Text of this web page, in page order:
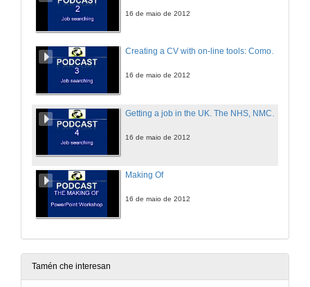
16 de maio de 2012
Creating a CV with on-line tools: Comoto, LinkedIn, EURES, EUROPASS. Working abroad. Discover what tools exist to find jobs and create CV’s
16 de maio de 2012
16 de maio de 2012
Making Of
16 de maio de 2012
Tamén che interesan